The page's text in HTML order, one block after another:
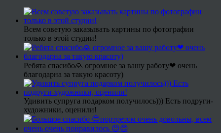
Всем советую заказывать картины по фотографии
только в этой студии!
Ребята спасибо🙏 огромное за вашу работу❤ очень
благодарна за такую красоту)
Удивить супруга подарком получилось))) Есть подруги-
художники, оценили!